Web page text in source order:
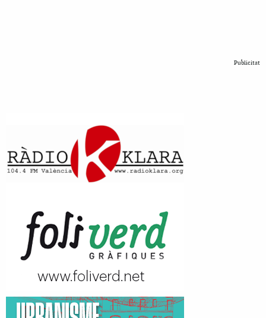
Publicitat